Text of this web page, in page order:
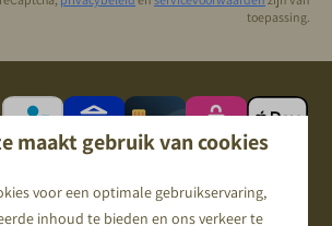
toepassing.
maakt gebruik van cookies
voor een optimale gebruikservaring,
inhoud te bieden en ons verkeer te